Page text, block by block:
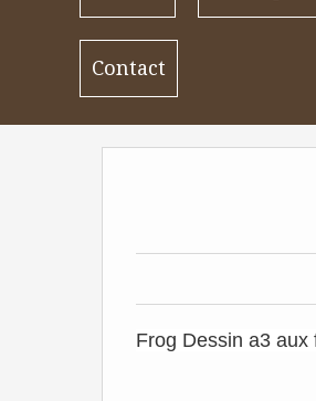
Contact
Frog Dessin a3 aux